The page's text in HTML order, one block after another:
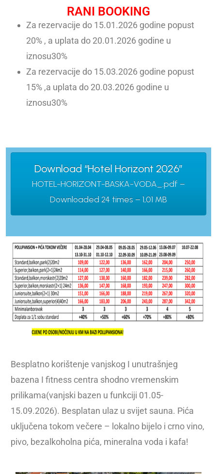
RANI BOOKING
Za rezervacije do 15.01.2026 godine popust
20% , a uplata do 20.01.2026 godine u
iznosu30%
Za rezervacije do 15.03.2026 godine popust
15% ,a uplata do 20.03.2026 godine u
iznosu30%
Download “Hotel Horizont 2026”
HOTEL-HORIZONT-BASKA-VODA_.pdf –
Downloaded 24 times – 1,01 MB
Besplatno korištenje vanjskog I unutrašnjeg
bazena I fitness centra shodno vremenskim
prilikama(vanjski bazen u funkciji 01.05-
15.09.2026). Besplatan ulaz u svijet sauna. Pića
uključena tokom večere – lokalno bijelo i crno vino,
pivo, bezalkoholna pića, mineralna voda i kafa!